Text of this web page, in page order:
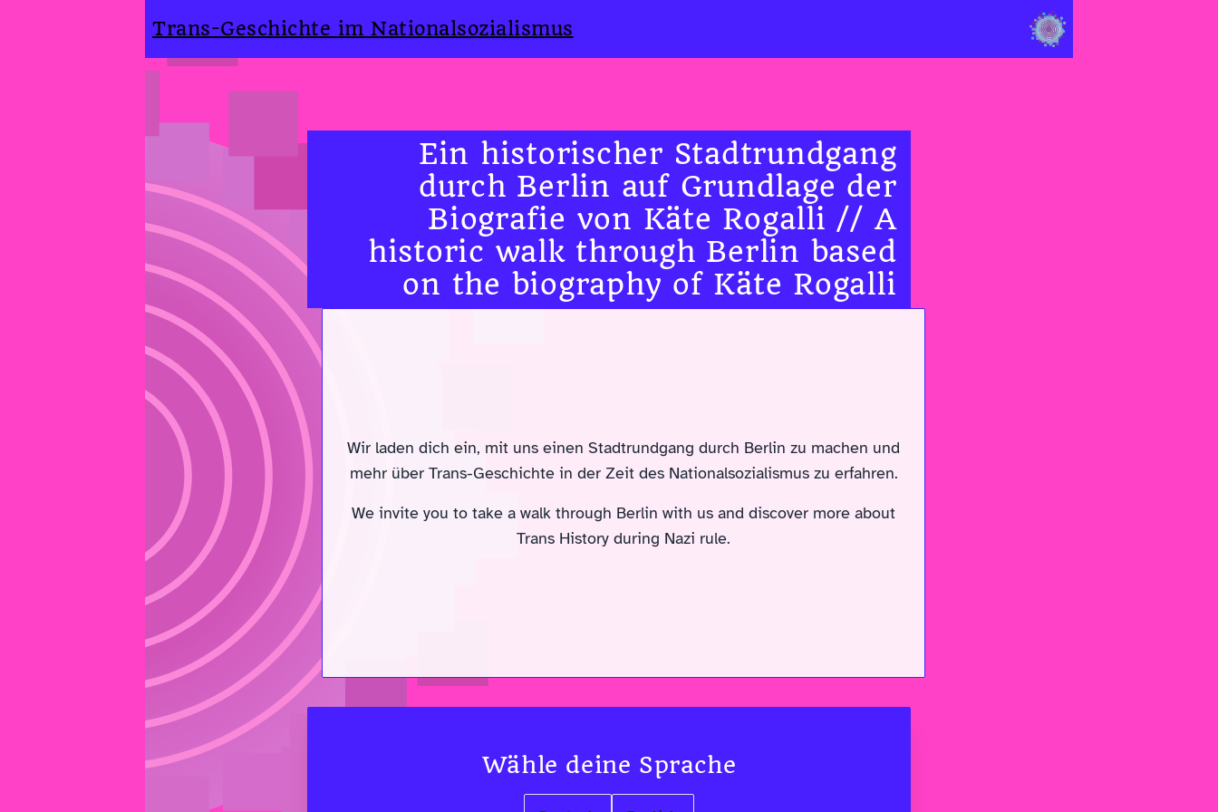
Trans-Geschichte im Nationalsozialismus
Ein historischer Stadtrundgang
durch Berlin auf Grundlage der
Biografie von Käte Rogalli // A
historic walk through Berlin based
on the biography of Käte Rogalli
Wir laden dich ein, mit uns einen Stadtrundgang durch Berlin zu machen und
mehr über Trans-Geschichte in der Zeit des Nationalsozialismus zu erfahren.
We invite you to take a walk through Berlin with us and discover more about
Trans History during Nazi rule.
Wähle deine Sprache